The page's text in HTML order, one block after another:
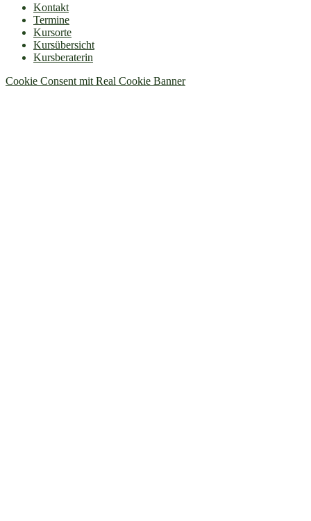
Kontakt
Termine
Kursorte
Kursübersicht
Kursberaterin
Cookie Consent mit Real Cookie Banner